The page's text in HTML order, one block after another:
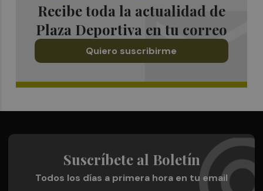
Recibe toda la actualidad de
Plaza Deportiva en tu correo
Quiero suscribirme
Suscríbete al Boletín
Todos los días a primera hora en tu email